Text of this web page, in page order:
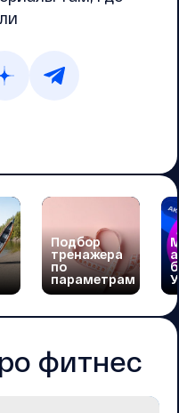
Подбор
тренажера
по
параметрам
фитнес